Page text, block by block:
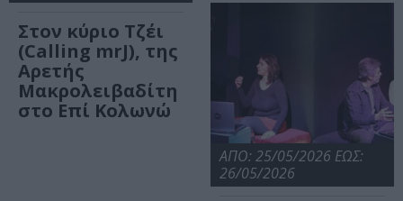
Στον κύριο Τζέι
(Calling mrJ), της
Αρετής
Μακρολειβαδίτη
στο Επί Κολωνώ
ΑΠΟ: 25/05/2026 ΕΩΣ:
26/05/2026